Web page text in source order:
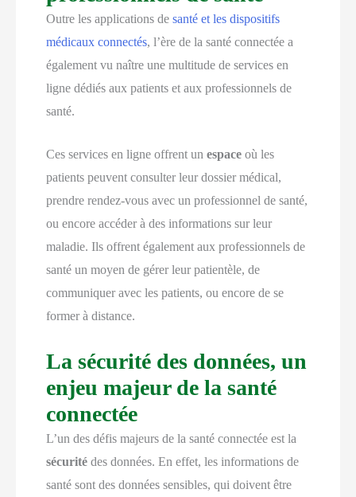
Outre les applications desanté et les dispositifs
médicaux connectés, l’ère de la santé connectée a
également vu naître une multitude de services en
ligne dédiés aux patients et aux professionnels de
santé.
Ces services en ligne offrent unespace où les
patients peuvent consulter leur dossier médical,
prendre rendez-vous avec un professionnel de santé,
ou encore accéder à des informations sur leur
maladie. Ils offrent également aux professionnels de
santé un moyen de gérer leur patientèle, de
communiquer avec les patients, ou encore de se
former à distance.
La sécurité des données, un
enjeu majeur de la santé
connectée
L’un des défis majeurs de la santé connectée est la
sécurité des données. En effet, les informations de
santé sont des données sensibles, qui doivent être